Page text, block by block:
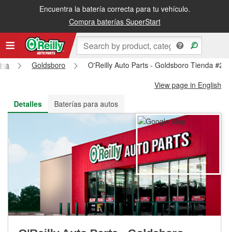
Encuentra la batería correcta para tu vehículo.
Compra baterías SuperStart
Recibe tu orden gratis al día siguiente o recógela en la tienda
Goldsboro
O'Reilly Auto Parts - Goldsboro Tienda
View page in English
Detalles
Baterías para autos